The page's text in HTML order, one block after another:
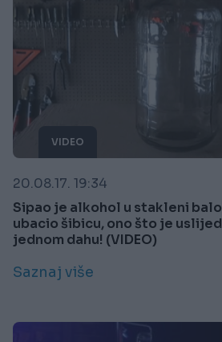
VIDEO
20.08.17. 19:34
Sipao je alkohol u stakleni
ubacio šibicu, ono što je
jednom dahu! (VIDEO)
Saznaj više